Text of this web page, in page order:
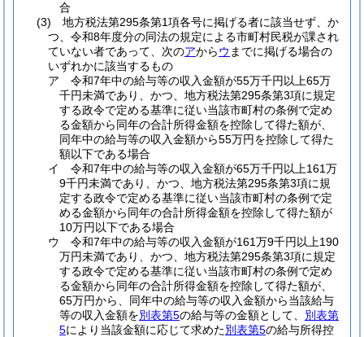
合
(3)
地方税法第295条第1項各号に掲げる者に該当せず、か
つ、令和8年度分の同法の規定による市町村民税が課され
ていない者であって、次のアからウ までに掲げる場合の
いずれかに該当するもの
ア
令和7年中の給与等の収入金額が55万千円以上65万
千円未満であり、かつ、地方税法第295条第3項に規定
する政令で定める基準に従い当該市町村の条例で定め
る金額から同年の合計所得金額を控除して得た額が、
同年中の給与等の収入金額から55万円を控除して得た
額以下である場合
イ
令和7年中の給与等の収入金額が65万千円以上161万
9千円未満であり、かつ、地方税法第295条第3項に規
定する政令で定める基準に従い当該市町村の条例で定
める金額から同年の合計所得金額を控除して得た額が
10万円以下である場合
ウ
令和7年中の給与等の収入金額が161万9千円以上190
万円未満であり、かつ、地方税法第295条第3項に規定
する政令で定める基準に従い当該市町村の条例で定め
る金額から同年の合計所得金額を控除して得た額が、
65万円から、同年中の給与等の収入金額から当該給与
等の収入金額を別表第5の給与等の金額として、 別表第
5により当該金額に応じて求めた別表第5の給与所得控